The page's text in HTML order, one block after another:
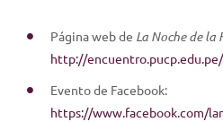
Página web de La Noche de la
http://
Evento de Facebook:
https://www.facebook.com/